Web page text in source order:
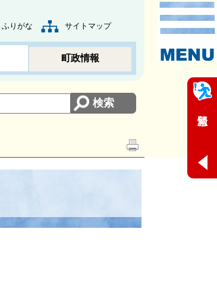
ふりがな サイトマップ
町政情報